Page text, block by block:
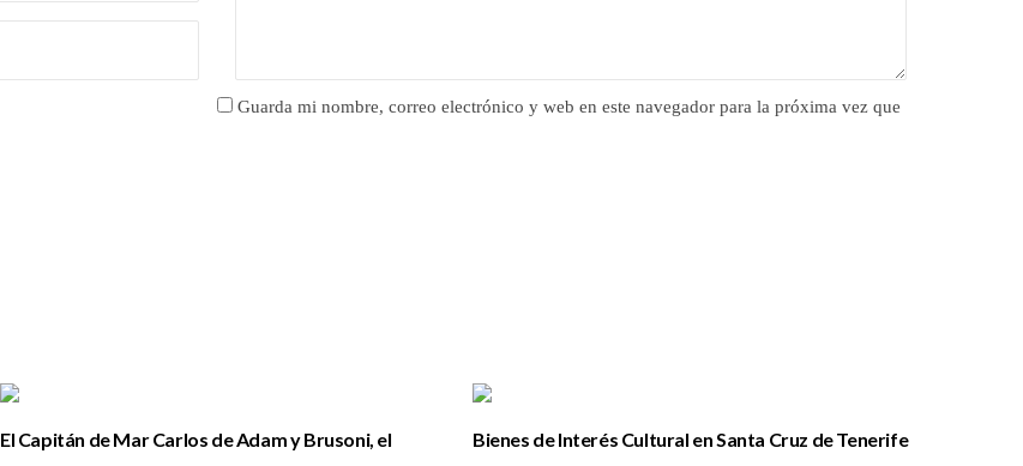
Guarda mi nombre, correo electrónico y web en este navegador para la próxima vez que
El Capitán de Mar Carlos de Adam y Brusoni, el
Bienes de Interés Cultural en Santa Cruz de Tenerife